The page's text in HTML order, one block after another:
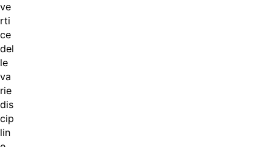
ve
rti
ce
del
le
va
rie
dis
cip
lin